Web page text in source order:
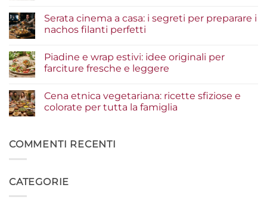
guida
agli
ingredienti
risultato
gourmet
su
Insalate
e
condimenti
a
fanno
la
differenza
Serata cinema a casa: i segreti per preparare i
nachos filanti perfetti
su
Serata
cinema
i
segreti
per
filanti
perfetti
Piadine e wrap estivi: idee originali per
farciture fresche e leggere
su
Piadine
e
originali
per
leggere
Cena etnica vegetariana: ricette sfiziose e
colorate per tutta la famiglia
Cena
etnica
e
COMMENTI RECENTI
CATEGORIE